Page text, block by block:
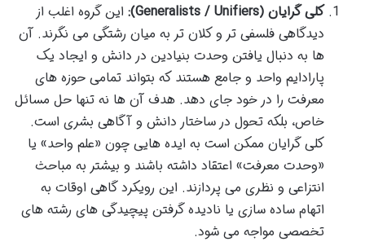
کلی گرایان (Generalists / Unifiers):
این گروه اغلب از
دیدگاهی فلسفی تر و کلان تر به میان رشتگی می نگرند. آن
ها به دنبال یافتن وحدت بنیادین در دانش و ایجاد یک
پارادایم واحد و جامع هستند که بتواند تمامی حوزه های
معرفت را در خود جای دهد. هدف آن ها نه تنها حل مسائل
خاص، بلکه تحول در ساختار دانش و آگاهی بشری است.
کلی گرایان ممکن است به ایده هایی چون «علم واحد» یا
«وحدت معرفت» اعتقاد داشته باشند و بیشتر به مباحث
انتزاعی و نظری می پردازند. این رویکرد گاهی اوقات به
اتهام ساده سازی یا نادیده گرفتن پیچیدگی های رشته های
تخصصی مواجه می شود.